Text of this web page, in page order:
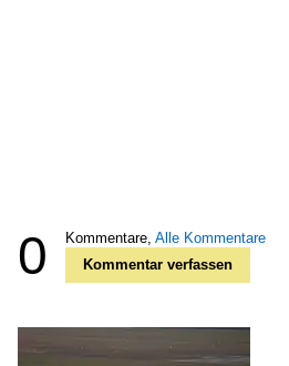
0 Kommentare, Alle Kommentare
Kommentar verfassen